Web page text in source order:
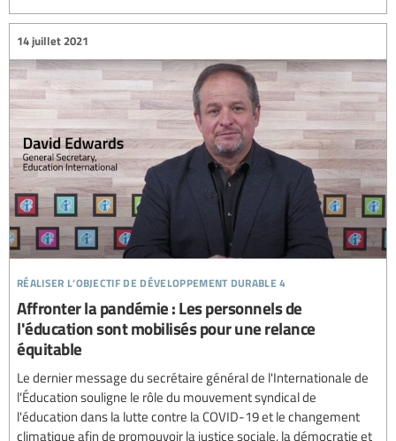
réaliser l’objectif de développement durable 4
14 juillet 2021
Affronter la pandémie : Les personnels de
l'éducation sont mobilisés pour une relance
équitable
Le dernier message du secrétaire général de l'Internationale de
l'Éducation souligne le rôle du mouvement syndical de
l'éducation dans la lutte contre la COVID-19 et le changement
climatique afin de promouvoir la justice sociale, la démocratie et